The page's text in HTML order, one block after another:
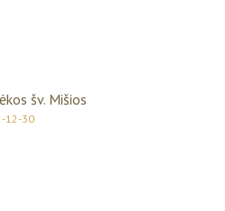
šv. Mišios
12-30